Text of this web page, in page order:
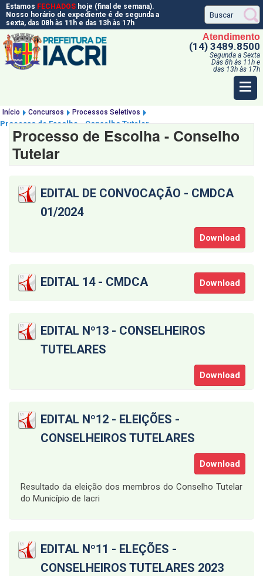
Estamos FECHADOS hoje (final de semana).
Nosso horário de expediente é de segunda a
sexta, das 08h às 11h e das 13h às 17h
Atendimento
(14) 3489.8500
Segunda a Sexta
Das 8h às 11h e
das 13h às 17h
Início Concursos Processos Seletivos
Processo de Escolha - Conselho Tutelar
Processo de Escolha - Conselho
Tutelar
EDITAL DE CONVOCAÇÃO - CMDCA
01/2024
Download
EDITAL 14 - CMDCA Download
EDITAL Nº13 - CONSELHEIROS
TUTELARES
Download
EDITAL Nº12 - ELEIÇÕES -
CONSELHEIROS TUTELARES
Download
Resultado da eleição dos membros do Conselho Tutelar
do Município de Iacri
EDITAL Nº11 - ELEÇÕES -
CONSELHEIROS TUTELARES 2023